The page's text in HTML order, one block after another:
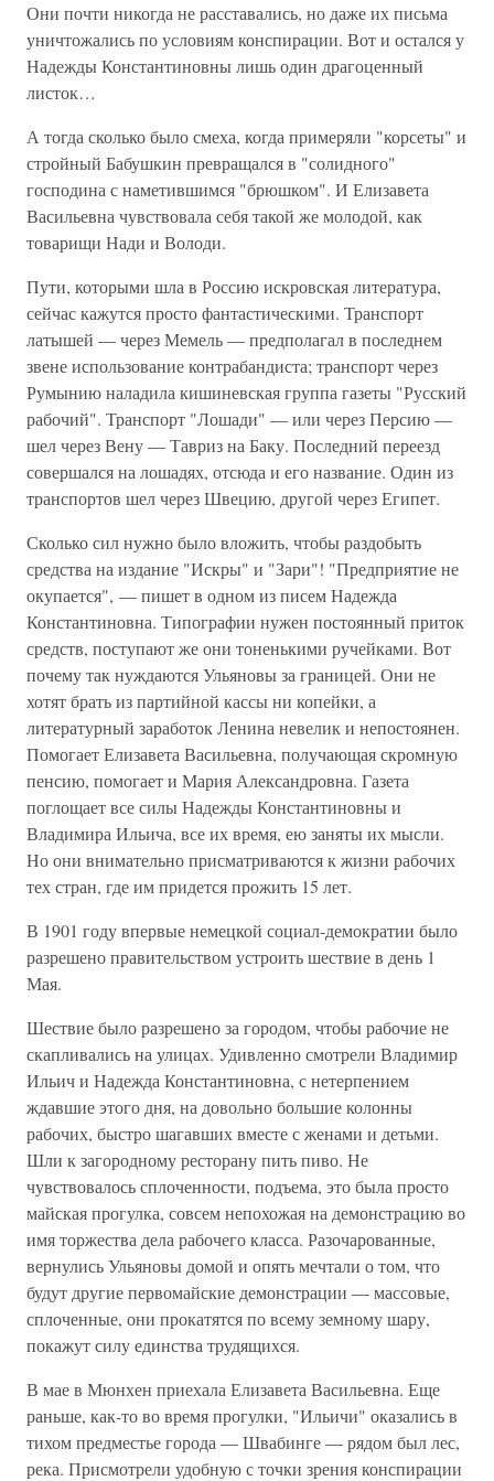
Они почти никогда не расставались, но даже их письма
уничтожались по условиям конспирации. Вот и остался у
Надежды Константиновны лишь один драгоценный
листок…
А тогда сколько было смеха, когда примеряли "корсеты" и
стройный Бабушкин превращался в "солидного"
господина с наметившимся "брюшком". И Елизавета
Васильевна чувствовала себя такой же молодой, как
товарищи Нади и Володи.
Пути, которыми шла в Россию искровская литература,
сейчас кажутся просто фантастическими. Транспорт
латышей — через Мемель — предполагал в последнем
звене использование контрабандиста; транспорт через
Румынию наладила кишиневская группа газеты "Русский
рабочий". Транспорт "Лошади" — или через Персию —
шел через Вену — Тавриз на Баку. Последний переезд
совершался на лошадях, отсюда и его название. Один из
транспортов шел через Швецию, другой через Египет.
Сколько сил нужно было вложить, чтобы раздобыть
средства на издание "Искры" и "Зари"! "Предприятие не
окупается", — пишет в одном из писем Надежда
Константиновна. Типографии нужен постоянный приток
средств, поступают же они тоненькими ручейками. Вот
почему так нуждаются Ульяновы за границей. Они не
хотят брать из партийной кассы ни копейки, а
литературный заработок Ленина невелик и непостоянен.
Помогает Елизавета Васильевна, получающая скромную
пенсию, помогает и Мария Александровна. Газета
поглощает все силы Надежды Константиновны и
Владимира Ильича, все их время, ею заняты их мысли.
Но они внимательно присматриваются к жизни рабочих
тех стран, где им придется прожить 15 лет.
В 1901 году впервые немецкой социал-демократии было
разрешено правительством устроить шествие в день 1
Мая.
Шествие было разрешено за городом, чтобы рабочие не
скапливались на улицах. Удивленно смотрели Владимир
Ильич и Надежда Константиновна, с нетерпением
ждавшие этого дня, на довольно большие колонны
рабочих, быстро шагавших вместе с женами и детьми.
Шли к загородному ресторану пить пиво. Не
чувствовалось сплоченности, подъема, это была просто
майская прогулка, совсем непохожая на демонстрацию во
имя торжества дела рабочего класса. Разочарованные,
вернулись Ульяновы домой и опять мечтали о том, что
будут другие первомайские демонстрации — массовые,
сплоченные, они прокатятся по всему земному шару,
покажут силу единства трудящихся.
В мае в Мюнхен приехала Елизавета Васильевна. Еще
раньше, как-то во время прогулки, "Ильичи" оказались в
тихом предместье города — Швабинге — рядом был лес,
река. Присмотрели удобную с точки зрения конспирации